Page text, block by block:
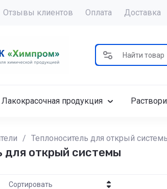
Отзывы клиентов Оплата Доставка
Лакокрасочная продукция
/ Теплоноситель для открый
для открый системы
Сортировать